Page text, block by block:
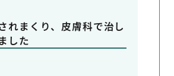
れまくり、皮膚科で治し
した